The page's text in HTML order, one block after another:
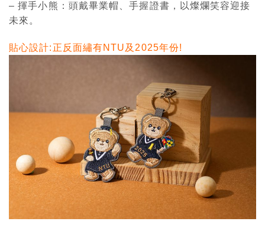
– 揮手小熊：頭戴畢業帽、手握證書，以燦爛笑容迎接
未來。
貼心設計:正反面繡有NTU及2025年份!